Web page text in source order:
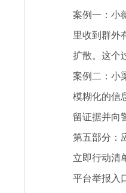
案例一：小
里收到群外
扩散。这个
案例二：小
模糊化的信
留证据并向
第五部分：
立即行动清
平台举报入